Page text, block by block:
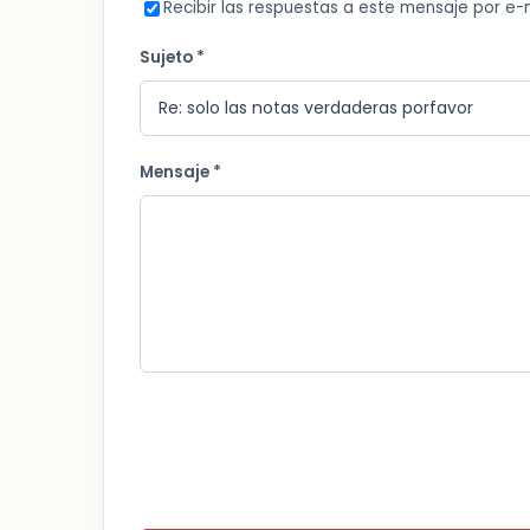
Recibir las respuestas a este mensaje por e-
Sujeto *
Mensaje *